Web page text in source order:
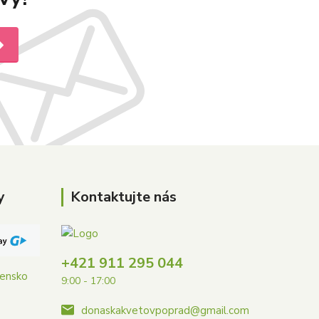
Kontaktujte nás
+421 911 295 044
9:00 - 17:00
donaskakvetovpoprad@gmail.com